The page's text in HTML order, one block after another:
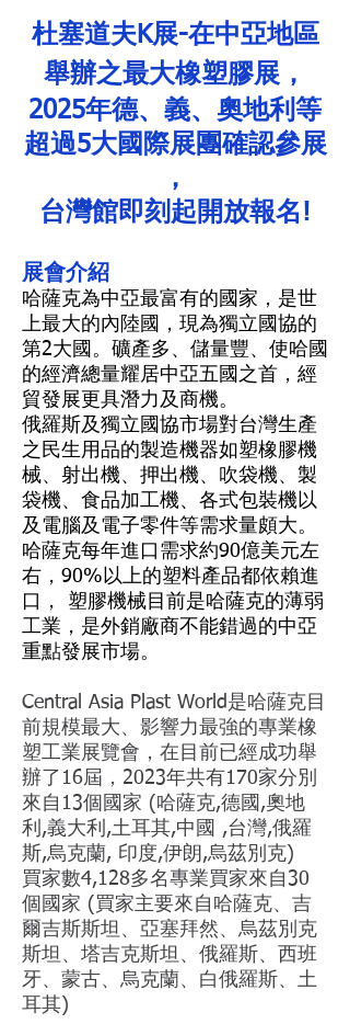
杜塞道夫K展-在中亞地區
舉辦之最大橡塑膠展，
2025年德、義、奧地利等
超過5大國際展團確認參展
，
台灣館即刻起開放報名!
展會介紹
哈薩克為中亞最富有的國家，是世
上最大的內陸國，現為獨立國協的
第2大國。礦產多、儲量豐、使哈國
的經濟總量耀居中亞五國之首，經
貿發展更具潛力及商機。
俄羅斯及獨立國協市場對台灣生產
之民生用品的製造機器如塑橡膠機
械、射出機、押出機、吹袋機、製
袋機、食品加工機、各式包裝機以
及電腦及電子零件等需求量頗大。
哈薩克每年進口需求約90億美元左
右，90%以上的塑料產品都依賴進
口， 塑膠機械目前是哈薩克的薄弱
工業，是外銷廠商不能錯過的中亞
重點發展市場。
Central Asia Plast World是哈薩克目
前規模最大、影響力最強的專業橡
塑工業展覽會，在目前已經成功舉
辦了16屆，2023年共有170家分別
來自13個國家 (哈薩克,德國,奧地
利,義大利,土耳其,中國 ,台灣,俄羅
斯,烏克蘭, 印度,伊朗,烏茲別克)
買家數4,128多名專業買家來自30
個國家 (買家主要來自哈薩克、吉
爾吉斯斯坦、亞塞拜然、烏茲別克
斯坦、塔吉克斯坦、俄羅斯、西班
牙、蒙古、烏克蘭、白俄羅斯、土
耳其)